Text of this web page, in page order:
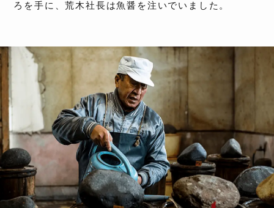
ろを手に、荒木社長は魚醤を注いでいました。